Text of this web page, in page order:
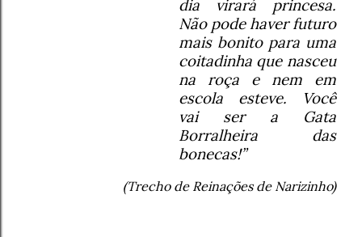
dia virará princesa.
Não pode haver futuro
mais bonito para uma
coitadinha que nasceu
na roça e nem em
escola esteve. Você
vai ser a Gata
Borralheira das
bonecas!”
(Trecho de Reinações de Narizinho)